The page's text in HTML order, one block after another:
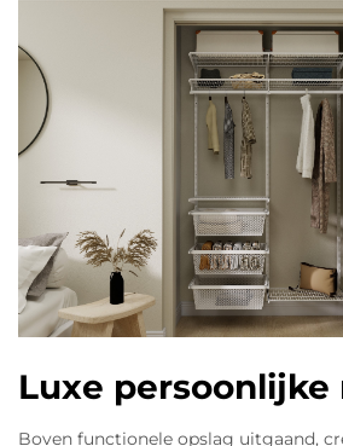
Luxe
Boven functionele opslag uitgaand,